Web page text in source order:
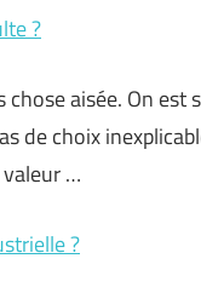
?
chose aisée. On
de choix
…
?